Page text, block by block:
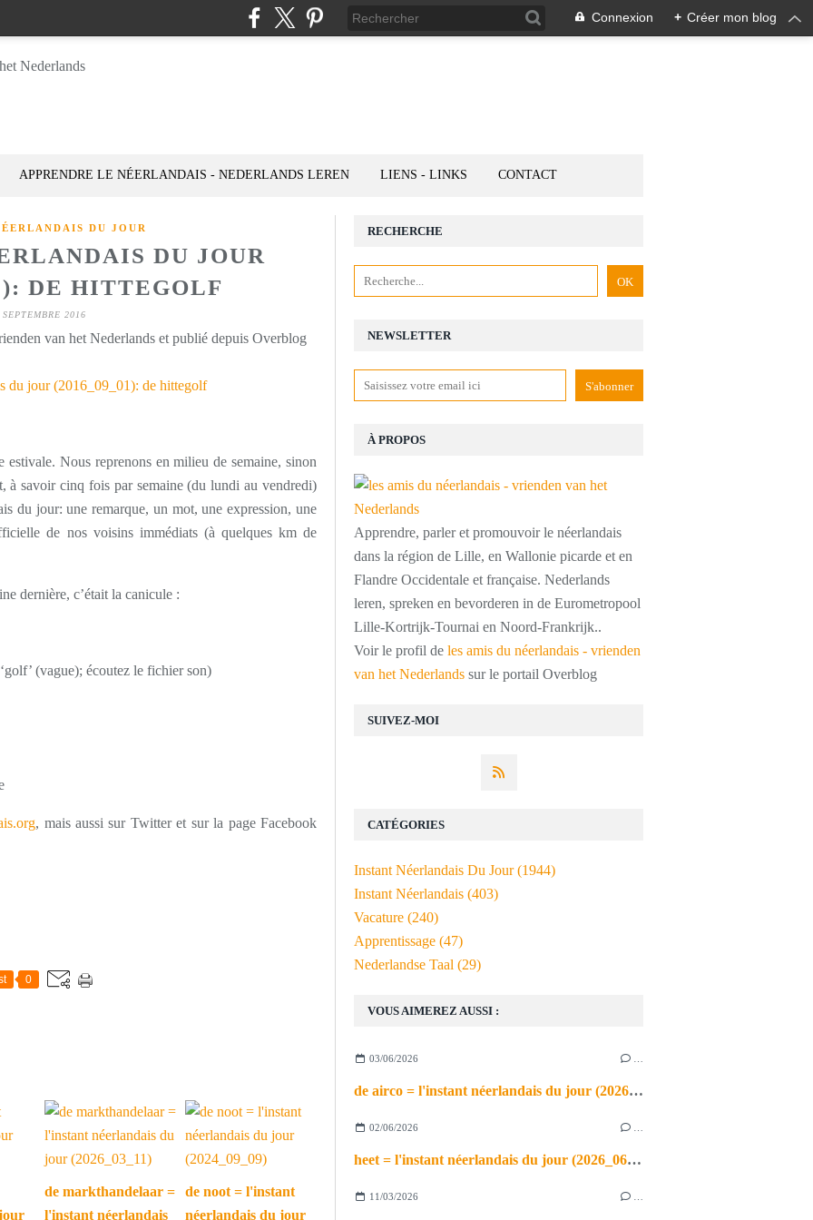
Connexion + Créer mon blog
APPRENDRE LE NÉERLANDAIS - NEDERLANDS LEREN LIENS - LINKS CONTACT
DU JOUR
DU JOUR
DE HITTEGOLF
SEPTEMBRE 2016
van het Nederlands et publié depuis Overblog
estivale. Nous reprenons en milieu de semaine, sinon
à savoir cinq fois par semaine (du lundi au vendredi)
du jour: une remarque, un mot, une expression, une
de nos voisins immédiats (à quelques km de
dernière, c’était la canicule :
(vague); écoutez le fichier son)
, mais aussi sur Twitter et sur la page Facebook
0
de markthandelaar =
l'instant néerlandais
de noot = l'instant
néerlandais du jour
NEWSLETTER
SUIVEZ-MOI
RECHERCHE
À PROPOS
Apprendre, parler et promouvoir le néerlandais
dans la région de Lille, en Wallonie picarde et en
Flandre Occidentale et française. Nederlands
leren, spreken en bevorderen in de Eurometropool
Lille-Kortrijk-Tournai en Noord-Frankrijk..
Voir le profil de les amis du néerlandais - vrienden
van het Nederlands sur le portail Overblog
VOUS AIMEREZ AUSSI :
03/06/2026
de airco = l'instant néerlandais du jour (2026_06_03)
02/06/2026
heet = l'instant néerlandais du jour (2026_06_02)
11/03/2026
CATÉGORIES
Instant Néerlandais Du Jour(1944)
Instant Néerlandais (403)
Vacature (240)
Apprentissage (47)
Nederlandse Taal (29)